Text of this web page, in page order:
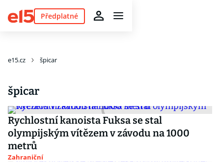
Předplatné
e15.cz špicar
špicar
Rychlostní kanoista Fuksa se stal
olympijským vítězem v závodu na 1000
metrů
Zahraniční